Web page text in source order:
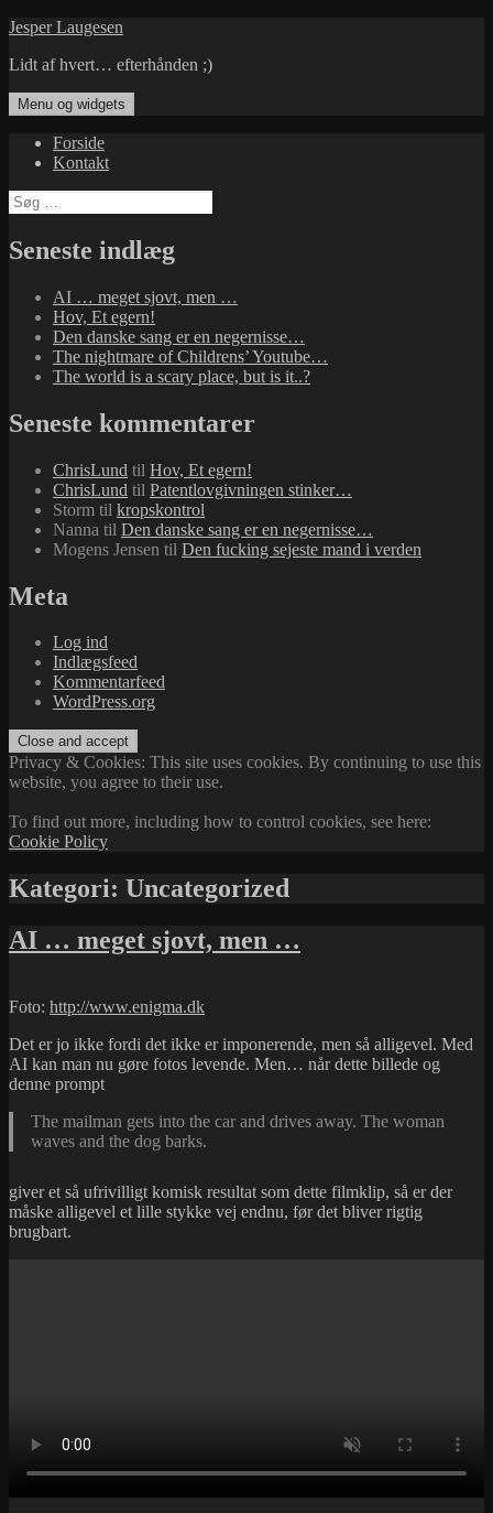
Hop
indhold
Jesper Laugesen
Lidt af hvert… efterhånden ;)
Menu og widgets
Forside
Kontakt
Søg
efter:
Seneste indlæg
AI … meget sjovt, men …
Hov, Et egern!
Den danske sang er en negernisse…
The nightmare of Childrens’ Youtube…
The world is a scary place, but is it..?
Seneste kommentarer
ChrisLund til Hov, Et egern!
ChrisLund til Patentlovgivningen stinker…
Storm til kropskontrol
Nanna til Den danske sang er en negernisse…
Mogens Jensen til Den fucking sejeste mand i verden
Meta
Log ind
Indlægsfeed
Kommentarfeed
WordPress.org
Privacy & Cookies: This site uses cookies. By continuing to use this
website, you agree to their use.
To find out more, including how to control cookies, see here:
Cookie Policy
Kategori: Uncategorized
AI … meget sjovt, men …
Foto: http://www.enigma.dk
Det er jo ikke fordi det ikke er imponerende, men så alligevel. Med
AI kan man nu gøre fotos levende. Men… når dette billede og
denne prompt
The mailman gets into the car and drives away. The woman
waves and the dog barks.
giver et så ufrivilligt komisk resultat som dette filmklip, så er der
måske alligevel et lille stykke vej endnu, før det bliver rigtig
brugbart.